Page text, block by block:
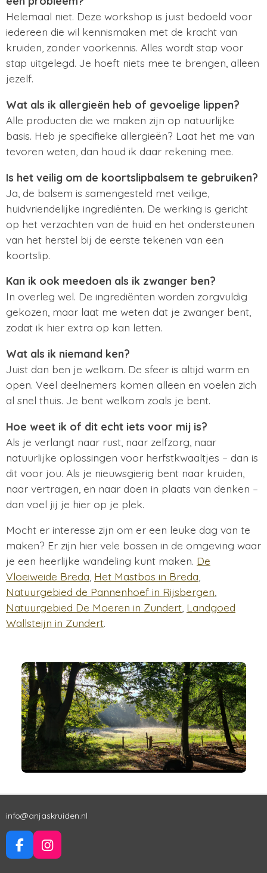
Helemaal niet. Deze workshop is juist bedoeld voor
iedereen die wil kennismaken met de kracht van
kruiden, zonder voorkennis. Alles wordt stap voor
stap uitgelegd. Je hoeft niets mee te brengen, alleen
jezelf.
Wat als ik allergieën heb of gevoelige lippen?
Alle producten die we maken zijn op natuurlijke
basis. Heb je specifieke allergieën? Laat het me van
tevoren weten, dan houd ik daar rekening mee.
Is het veilig om de koortslipbalsem te gebruiken?
Ja, de balsem is samengesteld met veilige,
huidvriendelijke ingrediënten. De werking is gericht
op het verzachten van de huid en het ondersteunen
van het herstel bij de eerste tekenen van een
koortslip.
Kan ik ook meedoen als ik zwanger ben?
In overleg wel. De ingrediënten worden zorgvuldig
gekozen, maar laat me weten dat je zwanger bent,
zodat ik hier extra op kan letten.
Wat als ik niemand ken?
Juist dan ben je welkom. De sfeer is altijd warm en
open. Veel deelnemers komen alleen en voelen zich
al snel thuis. Je bent welkom zoals je bent.
Hoe weet ik of dit echt iets voor mij is?
Als je verlangt naar rust, naar zelfzorg, naar
natuurlijke oplossingen voor herfstkwaaltjes – dan is
dit voor jou. Als je nieuwsgierig bent naar kruiden,
naar vertragen, en naar doen in plaats van denken –
dan voel jij je hier op je plek.
Mocht er interesse zijn om er een leuke dag van te
maken? Er zijn hier vele bossen in de omgeving waar
je een heerlijke wandeling kunt maken. De
Vloeiweide Breda Het Mastbos in Breda
Natuurgebied de Pannenhoef in Rijsbergen
Natuurgebied De Moeren in Zundert Landgoed
Wallsteijn in Zundert.
info@anjaskruiden.nl
F
A
I
N